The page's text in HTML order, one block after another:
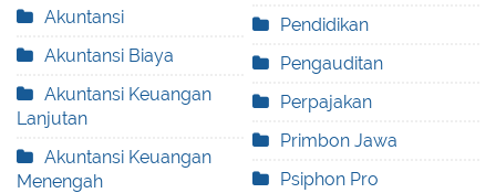
Akuntansi
Akuntansi Biaya
Akuntansi Keuangan
Lanjutan
Akuntansi Keuangan
Menengah
Pendidikan
Pengauditan
Perpajakan
Primbon Jawa
Psiphon Pro